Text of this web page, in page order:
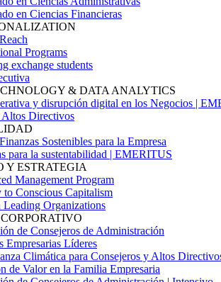
en Ciencias Financieras
Programs
exchange students
& DATA ANALYTICS
y disrupción digital en los Negocios |
Directivos
Sostenibles para la Empresa
para la sustentabilidad | EMERITUS
Y ESTRATEGIA
Management Program
to Conscious Capitalism
Leading Organizations
de Consejeros de Administración
Empresarias Líderes
Climática para Consejeros y Altos
de Valor en la Familia Empresaria